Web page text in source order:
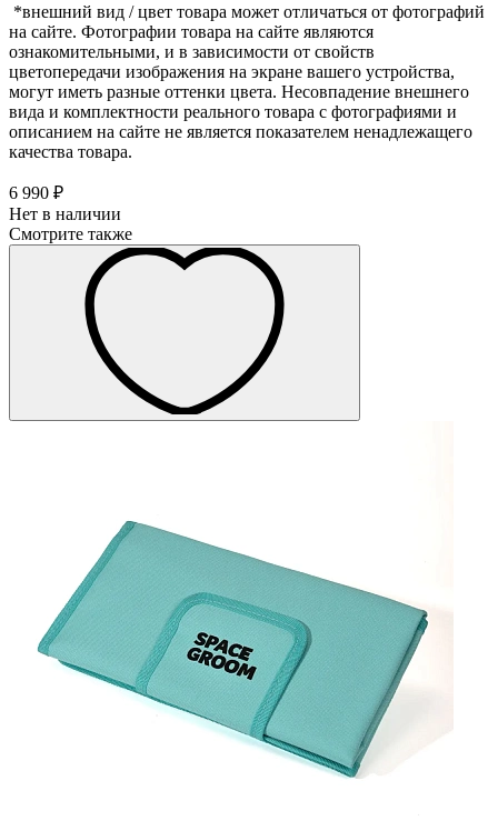
*внешний вид / цвет товара может отличаться от фотографий
на сайте. Фотографии товара на сайте являются
ознакомительными, и в зависимости от свойств
цветопередачи изображения на экране вашего устройства,
могут иметь разные оттенки цвета. Несовпадение внешнего
вида и комплектности реального товара с фотографиями и
описанием на сайте не является показателем ненадлежащего
качества товара.
6 990 ₽
Нет в наличии
Смотрите также